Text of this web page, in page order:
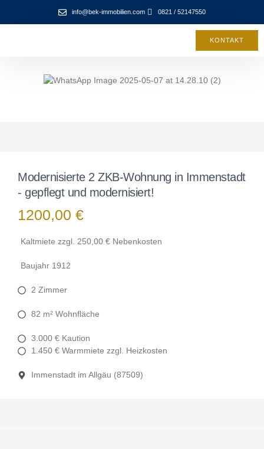
info@bek-immobilien.com 0821 / 52147550
KONTAKT
Modernisierte 2 ZKB-Wohnung in Immenstadt
- gepflegt und modernisiert!
1200,00 €
Kaltmiete zzgl. 250,00 € Nebenkosten
Baujahr 1912
2 Zimmer
82 m² Wohnfläche
3.000 € Kaution
1.450 € Warmmiete zzgl. Heizkosten
Immenstadt im Allgäu (87509)